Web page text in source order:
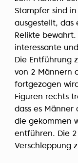
Stampfer sind
ausgestellt, das
Relikte
interessante
Die Entführung
von 2 Männern
fortgezogen
Figuren rechts
dass es Männer
die gekommen
entführen. Die
Verschleppung